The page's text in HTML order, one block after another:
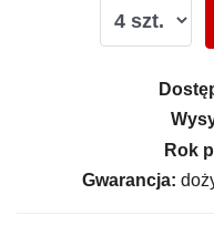
Rok
Gwarancja: